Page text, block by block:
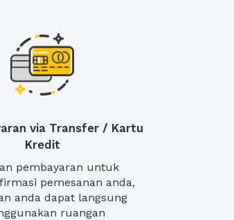
via Transfer / Kartu
Kredit
pembayaran untuk
pemesanan anda,
anda dapat langsung
ruangan